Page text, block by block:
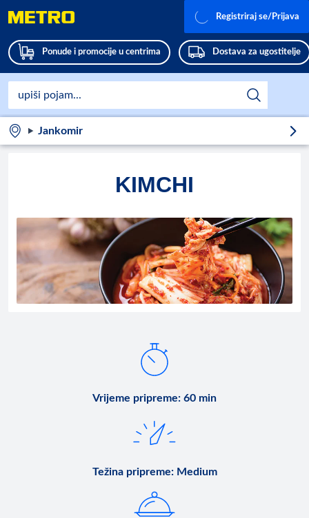
Ponude i promocije u centrima Dostava za ugostitelje
Registriraj se/Prijava
Jankomir
KIMCHI
Vrijeme pripreme: 60 min
Težina pripreme: Medium